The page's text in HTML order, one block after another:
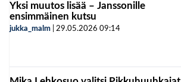
Yksi muutos lisää – Janssonille
ensimmäinen kutsu
jukka_malm 29.05.2026 09:14